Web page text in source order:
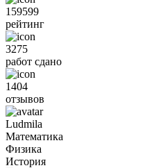
159599
рейтинг
3275
работ сдано
1404
отзывов
Ludmila
Математика
Физика
История